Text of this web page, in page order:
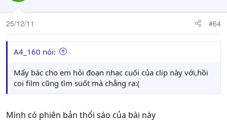
25/12/11 #64
A4_160 nói:
Mấy bác cho em hỏi đoạn nhạc cuối của clip này với,hồi
coi film cũng tìm suốt mà chẳng ra:(
Mình có phiên bản thổi sáo của bài này